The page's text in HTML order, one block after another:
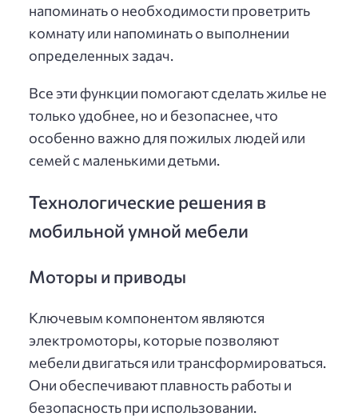
напоминать о необходимости проветрить
комнату или напоминать о выполнении
определенных задач.
Все эти функции помогают сделать жилье не
только удобнее, но и безопаснее, что
особенно важно для пожилых людей или
семей с маленькими детьми.
Технологические решения в
мобильной умной мебели
Моторы и приводы
Ключевым компонентом являются
электромоторы, которые позволяют
мебели двигаться или трансформироваться.
Они обеспечивают плавность работы и
безопасность при использовании.